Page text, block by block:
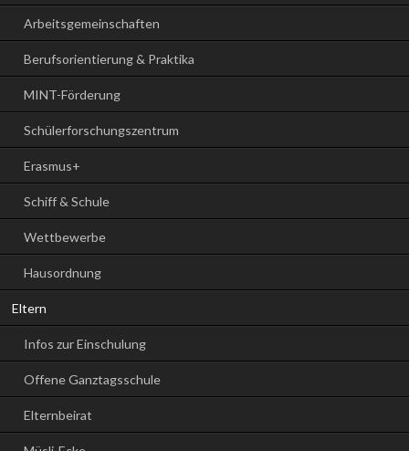
Arbeitsgemeinschaften
Berufsorientierung & Praktika
MINT-Förderung
Schülerforschungszentrum
Erasmus+
Schiff & Schule
Wettbewerbe
Hausordnung
Eltern
Infos zur Einschulung
Offene Ganztagsschule
Elternbeirat